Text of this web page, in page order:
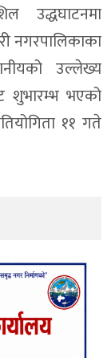
उद्धघाटनमा
नगरपालिकाका
उल्लेख्य
शुभारम्भ भएको
११ गते